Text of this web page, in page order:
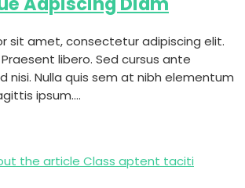
sit amet, consectetur adipiscing elit.
libero. Sed cursus ante
nisi. Nulla quis sem at nibh elementum
ipsum.…